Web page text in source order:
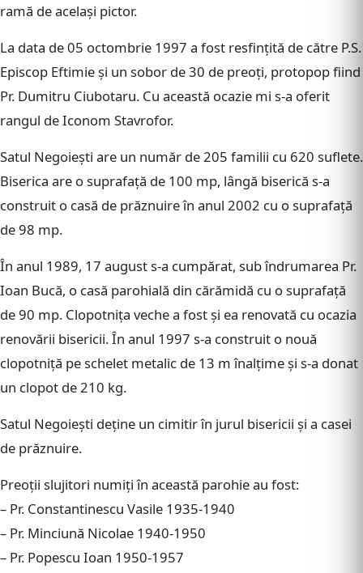
ramă de acelaşi pictor.
La data de 05 octombrie 1997 a fost resfinţită de către P.S.
Episcop Eftimie şi un sobor de 30 de preoţi, protopop fiind
Pr. Dumitru Ciubotaru. Cu această ocazie mi s-a oferit
rangul de Iconom Stavrofor.
Satul Negoieşti are un număr de 205 familii cu 620 suflete.
Biserica are o suprafaţă de 100 mp, lângă biserică s-a
construit o casă de prăznuire în anul 2002 cu o suprafaţă
de 98 mp.
În anul 1989, 17 august s-a cumpărat, sub îndrumarea Pr.
Ioan Bucă, o casă parohială din cărămidă cu o suprafaţă
de 90 mp. Clopotniţa veche a fost şi ea renovată cu ocazia
renovării bisericii. În anul 1997 s-a construit o nouă
clopotniţă pe schelet metalic de 13 m înalţime şi s-a donat
un clopot de 210 kg.
Satul Negoieşti deţine un cimitir în jurul bisericii şi a casei
de prăznuire.
Preoţii slujitori numiţi în această parohie au fost:
– Pr. Constantinescu Vasile 1935-1940
– Pr. Minciună Nicolae 1940-1950
– Pr. Popescu Ioan 1950-1957